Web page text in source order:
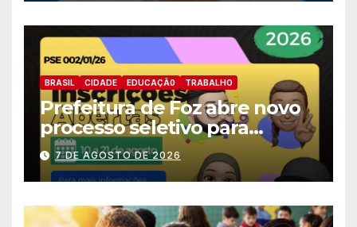
BRASIL CIDADE EDUCAÇÃ0 TRABALHO
Prefeitura de Foz abre novo
processo seletivo para
estagiários
7 DE AGOSTO DE 2026